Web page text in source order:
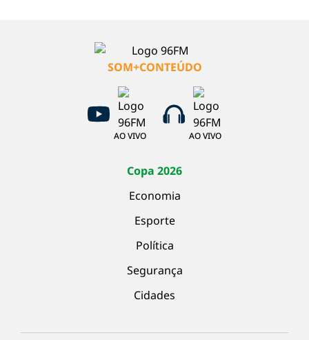
SOM+CONTEÚDO
AO VIVO AO VIVO
Copa 2026
Economia
Esporte
Política
Segurança
Cidades